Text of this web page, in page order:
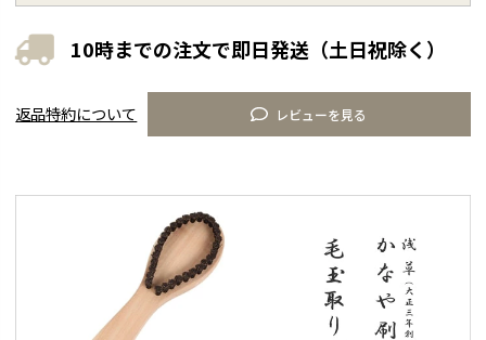
10時までの注文で即日発送（土日祝除く）
レビューを見る
返品特約について